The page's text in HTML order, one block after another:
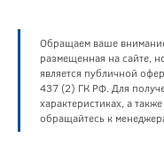
Обращаем ваше
размещенная на сайте,
является публичной
437 (2) ГК РФ. Для
характеристиках, а
обращайтесь к